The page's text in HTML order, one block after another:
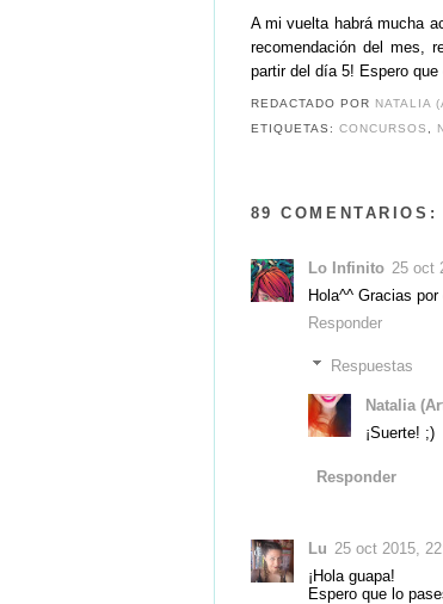
A mi vuelta habrá mucha
recomendación del mes,
partir del día 5! Espero
REDACTADO POR NATALIA
ETIQUETAS: CONCURSOS
89 COMENTARIOS:
Lo Infinito 25 oct
Hola^^ Gracias
Responder
Respuestas
Natalia
¡Suerte! ;)
Responder
Lu 25 oct 2015,
¡Hola guapa!
Espero que lo